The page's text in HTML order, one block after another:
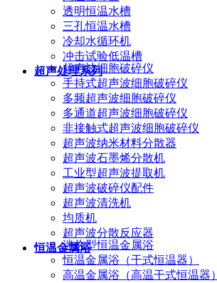
透明恒温水槽
三孔恒温水槽
冷却水循环机
冲击试验低温槽
超声处理系列
超声波细胞破碎仪
手持式超声波细胞破碎仪
多频超声波细胞破碎仪
多通道超声波细胞破碎仪
非接触式超声波细胞破碎仪
超声波纳米材料分散器
超声波石墨烯分散机
工业型超声波提取机
超声波破碎仪配件
超声波清洗机
均质机
超声波分散反应器
恒温金属浴迷你型恒温金属浴
恒温金属浴（干式恒温器）
高温金属浴（高温干式恒温器）